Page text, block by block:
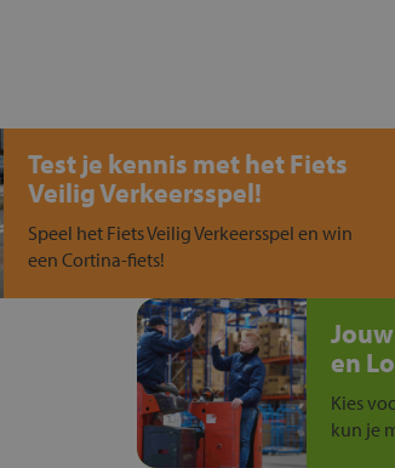
Test je kennis met het Fiets
Veilig Verkeersspel!
Speel het Fiets Veilig Verkeersspel en win
een Cortina-fiets!
en
Kies
kun je